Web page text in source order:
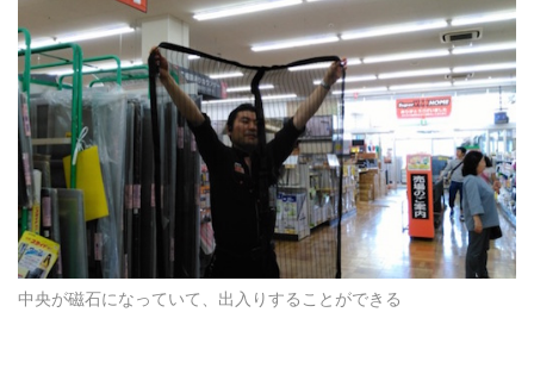
中央が磁石になっていて、出入りすることができる